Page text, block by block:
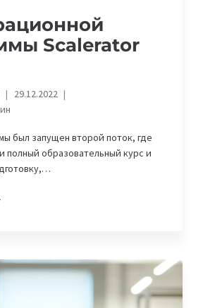
Scalerator
29.12.2022
был запущен второй поток, где
полный образовательный курс и